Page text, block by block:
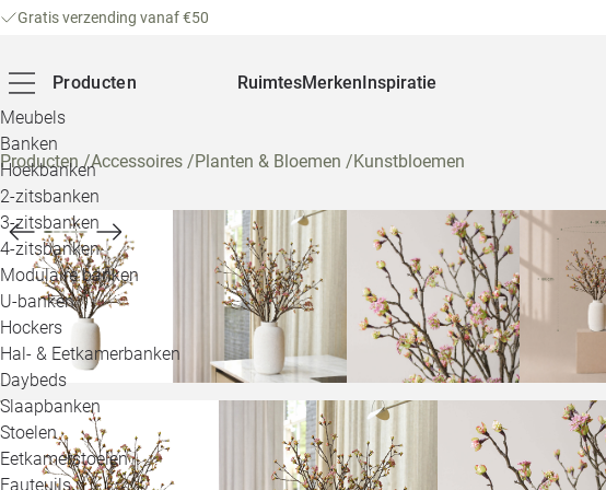
Gratis verzending vanaf €50
Producten
Meubels
Banken
Hoekbanken
2-zitsbanken
3-zitsbanken
4-zitsbanken
Modulaire banken
U-banken
Hockers
Hal- & Eetkamerbanken
Daybeds
Slaapbanken
Stoelen
Eetkamerstoelen
Fauteuils
RuimtesMerkenInspiratie
Producten/Accessoires /Planten & Bloemen /Kunstbloemen